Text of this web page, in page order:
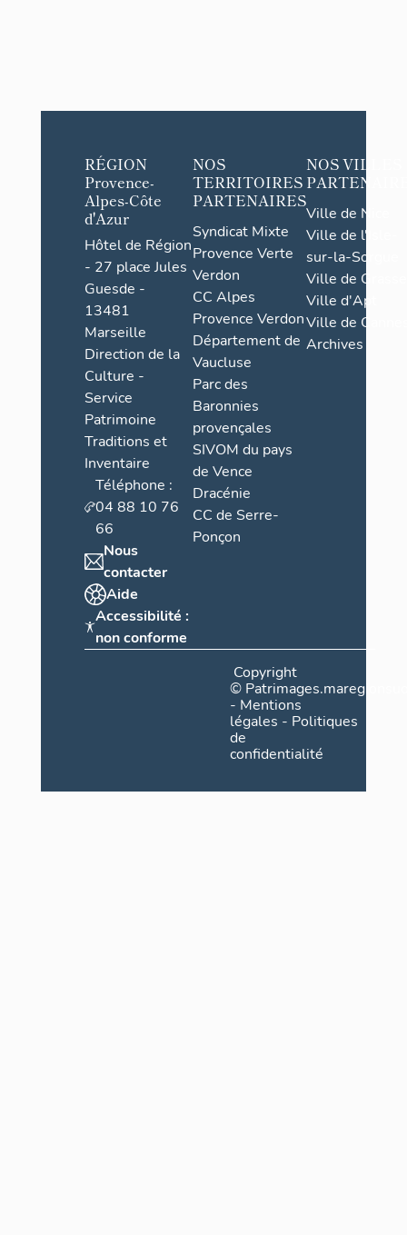
RÉGION
Provence-
Alpes-Côte
d'Azur
Hôtel de Région
- 27 place Jules
Guesde -
13481
Marseille
Direction de la
Culture -
Service
Patrimoine
Traditions et
Inventaire
Téléphone :
04 88 10 76
66
Nous
contacter
Aide
Accessibilité :
non conforme
NOS
TERRITOIRES
PARTENAIRES
Syndicat Mixte
Provence Verte
Verdon
CC Alpes
Provence Verdon
Département de
Vaucluse
Parc des
Baronnies
provençales
SIVOM du pays
de Vence
Dracénie
CC de Serre-
Ponçon
NOS VILLES
Ville de Nice
Ville de l'Isle-
sur-la-Sorgue
Ville de Grasse
Ville d'Apt
Ville de
Archives
Copyright
©
- Mentions
légales - Politiques
de
confidentialité